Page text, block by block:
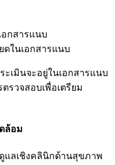
อกสารแนบ
ดในเอกสารแนบ
เมินจะอยู่ในเอกสารแนบ
รวจสอบเพื่อเตรียม
ล้อม
แลเชิงคลินิกด้านสุขภาพ